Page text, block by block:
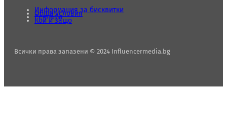
Всички права запазени © 2024 Influencermedia.bg
Информация за бисквитки
Общи условия
Реклама
Кой и защо